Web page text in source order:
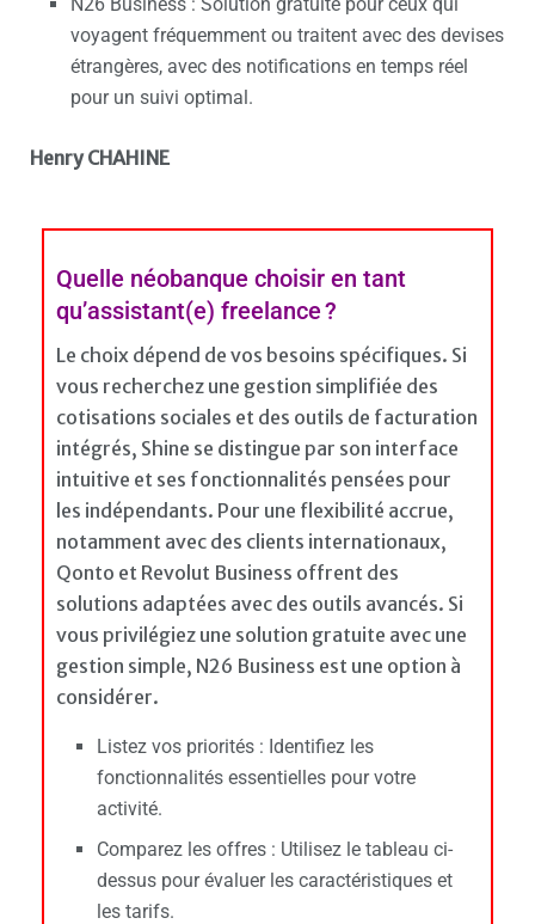
voyagent fréquemment ou traitent avec des devises
étrangères, avec des notifications en temps réel
pour un suivi optimal.​
Henry CHAHINE
Quelle néobanque choisir en tant
qu’assistant(e) freelance ?
Le choix dépend de vos besoins spécifiques. Si
vous recherchez une gestion simplifiée des
cotisations sociales et des outils de facturation
intégrés, Shine se distingue par son interface
intuitive et ses fonctionnalités pensées pour
les indépendants. Pour une flexibilité accrue,
notamment avec des clients internationaux,
Qonto et Revolut Business offrent des
solutions adaptées avec des outils avancés. Si
vous privilégiez une solution gratuite avec une
gestion simple, N26 Business est une option à
considérer.​
Listez vos priorités : Identifiez les
fonctionnalités essentielles pour votre
activité.
Comparez les offres : Utilisez le tableau ci-
dessus pour évaluer les caractéristiques et
les tarifs.